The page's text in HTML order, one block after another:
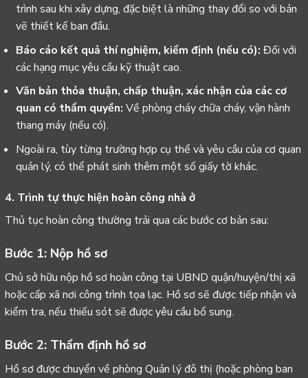
trình sau khi xây dựng, đặc biệt là những thay đổi so với bản
vẽ thiết kế ban đầu.
Báo cáo kết quả thí nghiệm, kiểm định (nếu có): Đối với
các hạng mục yêu cầu kỹ thuật cao.
Văn bản thỏa thuận, chấp thuận, xác nhận của các cơ
quan có thẩm quyền: Về phòng cháy chữa cháy, vận hành
thang máy (nếu có).
Ngoài ra, tùy từng trường hợp cụ thể và yêu cầu của cơ quan
quản lý, có thể phát sinh thêm một số giấy tờ khác.
4. Trình tự thực hiện hoàn công nhà ở
Thủ tục hoàn công thường trải qua các bước cơ bản sau:
Bước 1: Nộp hồ sơ
Chủ sở hữu nộp hồ sơ hoàn công tại UBND quận/huyện/thị xã
hoặc cấp xã nơi công trình tọa lạc. Hồ sơ sẽ được tiếp nhận và
kiểm tra, nếu thiếu sót sẽ được yêu cầu bổ sung.
Bước 2: Thẩm định hồ sơ
Hồ sơ được chuyển về phòng Quản lý đô thị (hoặc phòng ban